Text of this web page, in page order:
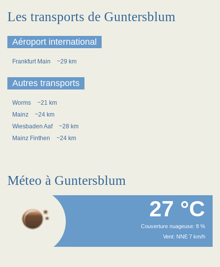
Les transports de Guntersblum
Aéroport international
Frankfurt Main ~29 km
Autres transports
Worms
~21 km
Mainz
~24 km
Wiesbaden Aaf
~28 km
Mainz Finthen
~24 km
Méteo à Guntersblum
27 °C
Couverture nuageuse: 8 %
Vent: NNE 7 km/h